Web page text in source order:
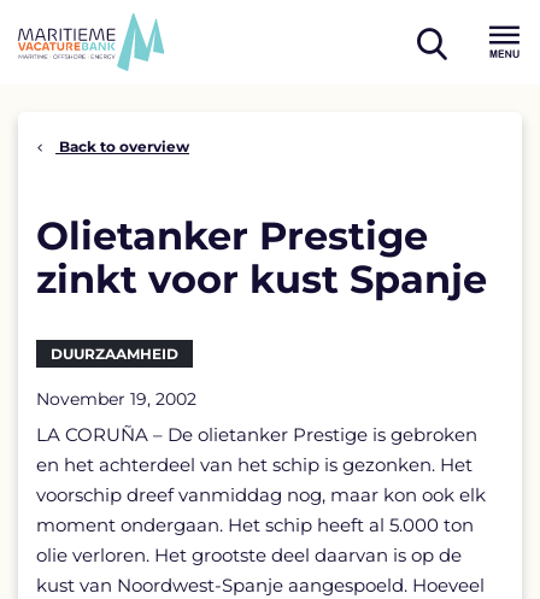
open
Back to overview
Olietanker Prestige
zinkt voor kust Spanje
DUURZAAMHEID
November 19, 2002
LA CORUÑA – De olietanker Prestige is gebroken
en het achterdeel van het schip is gezonken. Het
voorschip dreef vanmiddag nog, maar kon ook elk
moment ondergaan. Het schip heeft al 5.000 ton
olie verloren. Het grootste deel daarvan is op de
kust van Noordwest-Spanje aangespoeld. Hoeveel